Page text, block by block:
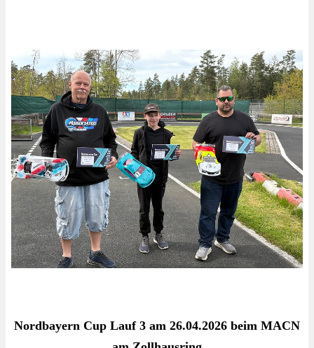
Nordbayern Cup Lauf 3 am 26.04.2026 beim MACN